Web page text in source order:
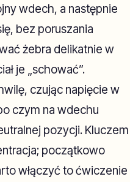
wdech, a następnie
bez poruszania
żebra delikatnie w
je „schować”.
czując napięcie w
czym na wdechu
pozycji. Kluczem
początkowo
włączyć to ćwiczenie